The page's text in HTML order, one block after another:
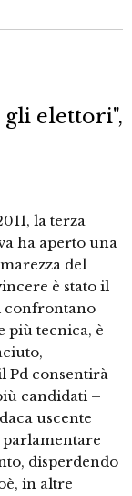
elettori",
la terza
ha aperto una
del
è stato il
confrontano
più tecnica, è
Pd consentirà
candidati –
uscente
disperdendo
in altre